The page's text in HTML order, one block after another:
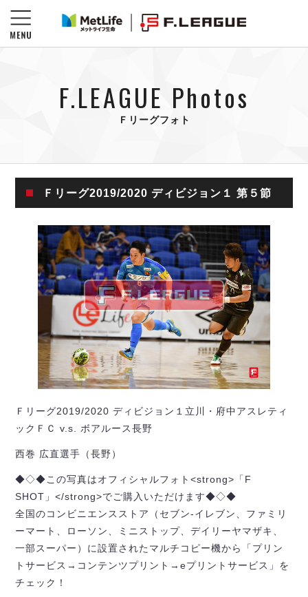
F.LEAGUE Photos
Ｆリーグフォト
Ｆリーグ2019/2020 ディビジョン１ 第５節
Ｆリーグ2019/2020 ディビジョン１立川・府中アスレティ
ックＦＣ v.s. ボアルース長野
西巻 広直選手（長野）
◆◇◆この写真はオフィシャルフォト<strong>「F
SHOT」</strong>でご購入いただけます◆◇◆
全国のコンビニエンスストア（セブン-イレブン、ファミリ
ーマート、ローソン、ミニストップ、デイリーヤマザキ、
一部スーパー）に設置されたマルチコピー機から「プリン
トサービス→コンテンツプリント→eプリントサービス」を
チェック！